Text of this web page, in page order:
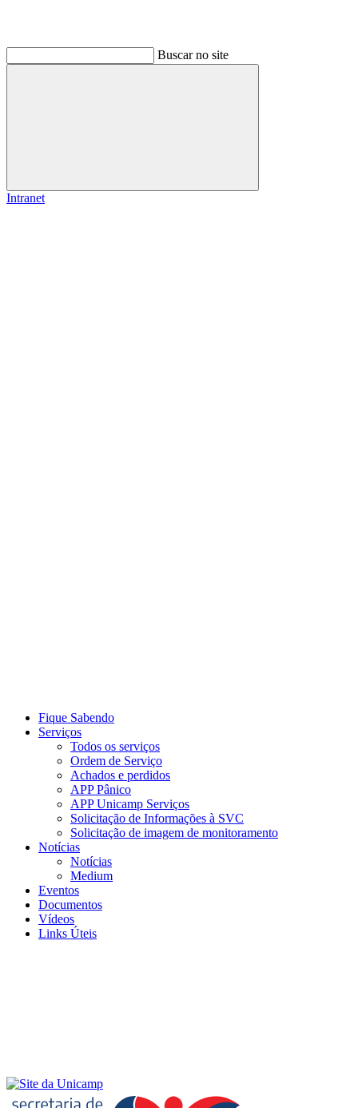
Buscar no site
Buscar
Intranet
Fique Sabendo
Serviços
Todos os serviços
Ordem de Serviço
Achados e perdidos
APP Pânico
APP Unicamp Serviços
Solicitação de Informações à SVC
Solicitação de imagem de monitoramento
Notícias
Notícias
Medium
Eventos
Documentos
Vídeos
Links Úteis